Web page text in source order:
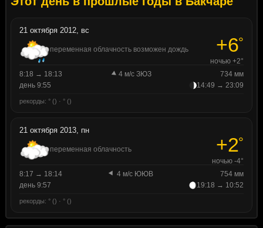
21 октября 2012, вс
переменная облачность возможен дождь +6°
ночью +2°
8:18 → 18:13
4 м/с ЗЮЗ
734 мм
день 9:55
14:49 → 23:09
рекорды: ° () · ° ()
21 октября 2013, пн
переменная облачность +2°
ночью -4°
8:17 → 18:14
4 м/с ЮЮВ
754 мм
день 9:57
19:18 → 10:52
рекорды: ° () · ° ()